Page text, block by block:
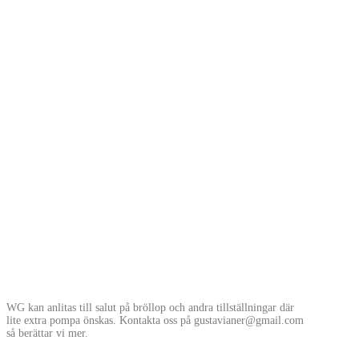
WG kan anlitas till salut på bröllop och andra tillställningar där
lite extra pompa önskas. Kontakta oss på gustavianer@gmail.com
så berättar vi mer.